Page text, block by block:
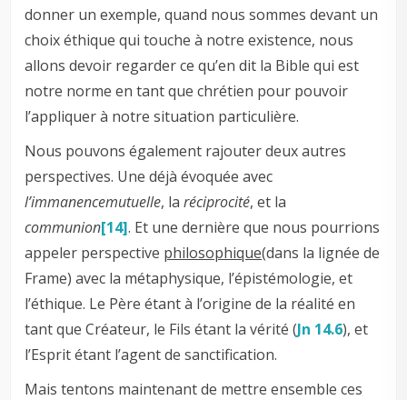
donner un exemple, quand nous sommes devant un
choix éthique qui touche à notre existence, nous
allons devoir regarder ce qu’en dit la Bible qui est
notre norme en tant que chrétien pour pouvoir
l’appliquer à notre situation particulière.
Nous pouvons également rajouter deux autres
perspectives. Une déjà évoquée avec
l’immanencemutuelle, laréciprocité, et la
communion[14]. Et une dernière que nous pourrions
appeler perspective philosophique(dans la lignée de
Frame) avec la métaphysique, l’épistémologie, et
l’éthique. Le Père étant à l’origine de la réalité en
tant que Créateur, le Fils étant la vérité (Jn 14.6), et
l’Esprit étant l’agent de sanctification.
Mais tentons maintenant de mettre ensemble ces